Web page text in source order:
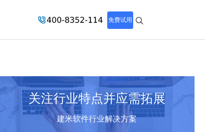
免费试用
关注行业特点并应需拓展
建米软件行业解决方案